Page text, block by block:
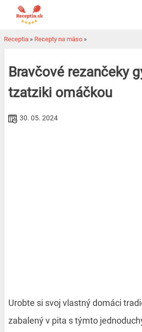
Receptia » Recepty na mäso »
Bravčové rezančeky gyros s
tzatziki omáčkou
30. 05. 2024
Urobte si svoj vlastný domáci
zabalený v pita s týmto